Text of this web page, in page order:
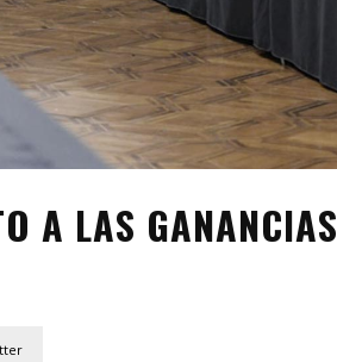
A LAS GANANCIAS